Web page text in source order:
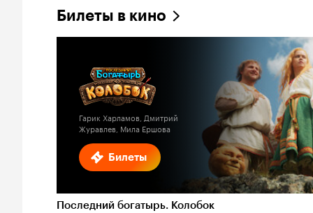
Билеты в кино
Билеты
Гарик Харламов, Дмитрий
Журавлев, Мила Ершова
Последний богатырь. Колобок